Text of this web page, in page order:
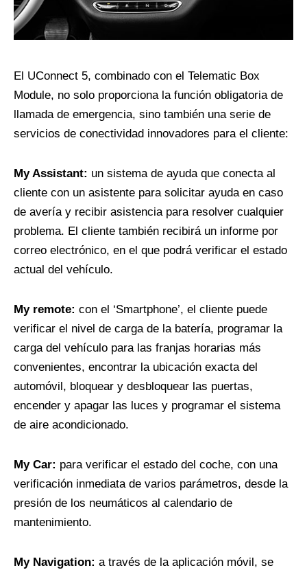
El UConnect 5, combinado con el Telematic Box
Module, no solo proporciona la función obligatoria de
llamada de emergencia, sino también una serie de
servicios de conectividad innovadores para el cliente:
My Assistant: un sistema de ayuda que conecta al
cliente con un asistente para solicitar ayuda en caso
de avería y recibir asistencia para resolver cualquier
problema. El cliente también recibirá un informe por
correo electrónico, en el que podrá verificar el estado
actual del vehículo.
My remote: con el ‘Smartphone’, el cliente puede
verificar el nivel de carga de la batería, programar la
carga del vehículo para las franjas horarias más
convenientes, encontrar la ubicación exacta del
automóvil, bloquear y desbloquear las puertas,
encender y apagar las luces y programar el sistema
de aire acondicionado.
My Car: para verificar el estado del coche, con una
verificación inmediata de varios parámetros, desde la
presión de los neumáticos al calendario de
mantenimiento.
My Navigation: a través de la aplicación móvil, se